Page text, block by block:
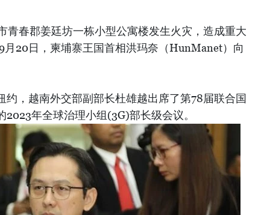
青春郡姜廷坊一栋小型公寓楼发生火灾，造成重大
20日，柬埔寨王国首相洪玛奈（HunManet）向
约，越南外交部副部长杜雄越出席了第78届联合国
年全球治理小组(3G)部长级会议。